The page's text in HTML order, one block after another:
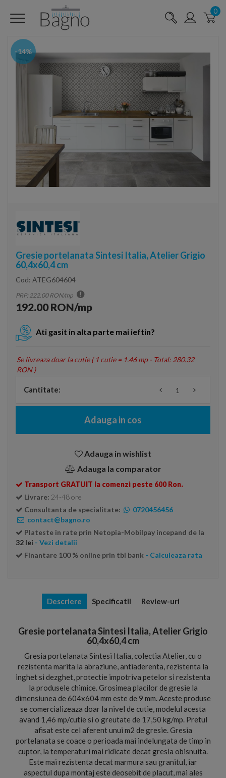
0
-14%
Gresie portelanata Sintesi Italia, Atelier Grigio
60,4x60,4 cm
Cod: ATEG604604
PRP: 222.00 RON/mp
192.00 RON/mp
Ati gasit in alta parte mai ieftin?
Se livreaza doar la cutie (1 cutie = 1.46 mp - Total: 280.32
RON )
Cantitate:
Adauga in cos
Adauga in wishlist
Adauga la comparator
Transport GRATUIT la comenzi peste 600 Ron.
Livrare: 24-48 ore
Consultanta de specialitate:
0720456456
contact@bagno.ro
Plateste in rate prin Netopia-Mobilpay incepand de la
32 lei - Vezi detalii
Finantare 100 % online prin tbi bank - Calculeaza rata
Descriere Specificatii Review-uri
Gresie portelanata Sintesi Italia, Atelier Grigio
60,4x60,4 cm
Gresia portelanata Sintesi Italia, colectia Atelier, cu o
rezistenta marita la abraziune, antiaderenta, rezistenta la
inghet si dezghet, protectie impotriva petelor si rezistenta
la produsele chimice. Grosimea placilor de gresie la
dimensiunea de 604x604 mm este de 9 mm. Aceste produse
se comercializeaza doar la nivel de cutie, modelul acesta
avand 1,46 mp/cutie si o greutate de 17,50 kg/mp. Pretul
afisat este cel aferent unui m2 de gresie. Gresia
portelanata se coace o perioada mai indelungata de timp in
cuptor, la temperaturi mai ridicate decat gresia obisnuita.
Este mai rezistenta decat marmura sau granitul, iar
aspectul dupa montaj este deosebit de placut, mai ales